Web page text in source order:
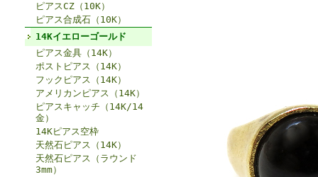
ピアスCZ（10K）
ピアス合成石（10K）
14Kイエローゴールド
ピアス金具（14K）
ポストピアス（14K）
フックピアス（14K）
アメリカンピアス（14K）
ピアスキャッチ（14K/14
金）
14Kピアス空枠
天然石ピアス（14K）
天然石ピアス（ラウンド
3mm）